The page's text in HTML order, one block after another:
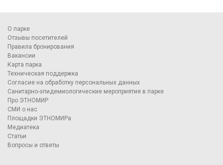
О парке
Отзывы посетителей
Правила бронирования
Вакансии
Карта парка
Техническая поддержка
Согласие на обработку персональных данных
Санитарно-эпидемиологические мероприятия в парке
Про ЭТНОМИР
СМИ о нас
Площадки ЭТНОМИРа
Медиатека
Статьи
Вопросы и ответы